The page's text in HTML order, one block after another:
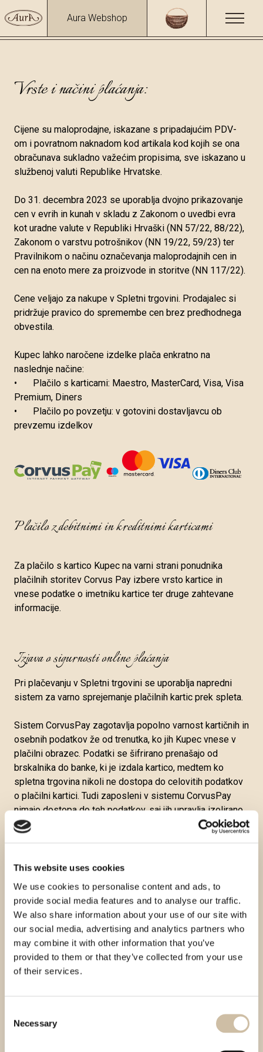
This website uses cookies
We use cookies to personalise content and ads, to
provide social media features and to analyse our traffic.
We also share information about your use of our site with
our social media, advertising and analytics partners who
may combine it with other information that you’ve
provided to them or that they’ve collected from your use
of their services.
Selection
Necessary
Aura Webshop
Vrste i načini plaćanja:
Cijene su maloprodajne, iskazane s pripadajućim PDV-
om i povratnom naknadom kod artikala kod kojih se ona
obračunava sukladno važećim propisima, sve iskazano u
službenoj valuti Republike Hrvatske.
Do 31. decembra 2023 se uporablja dvojno prikazovanje
cen v evrih in kunah v skladu z Zakonom o uvedbi evra
kot uradne valute v Republiki Hrvaški (NN 57/22, 88/22),
Zakonom o varstvu potrošnikov (NN 19/22, 59/23) ter
Pravilnikom o načinu označevanja maloprodajnih cen in
cen na enoto mere za proizvode in storitve (NN 117/22).
Cene veljajo za nakupe v Spletni trgovini. Prodajalec si
pridržuje pravico do spremembe cen brez predhodnega
obvestila.
Kupec lahko naročene izdelke plača enkratno na
naslednje načine:
•
Plačilo s karticami: Maestro, MasterCard, Visa, Visa
Premium, Diners
•
Plačilo po povzetju: v gotovini dostavljavcu ob
prevzemu izdelkov
Plačilo z debitnimi in kreditnimi karticami
Za plačilo s kartico Kupec na varni strani ponudnika
plačilnih storitev Corvus Pay izbere vrsto kartice in
vnese podatke o imetniku kartice ter druge zahtevane
informacije.
Izjava o sigurnosti online plaćanja
Pri plačevanju v Spletni trgovini se uporablja napredni
sistem za varno sprejemanje plačilnih kartic prek spleta.
Sistem CorvusPay zagotavlja popolno varnost kartičnih in
osebnih podatkov že od trenutka, ko jih Kupec vnese v
plačilni obrazec. Podatki se šifrirano prenašajo od
brskalnika do banke, ki je izdala kartico, medtem ko
spletna trgovina nikoli ne dostopa do celovitih podatkov
o plačilni kartici. Tudi zaposleni v sistemu CorvusPay
nimajo dostopa do teh podatkov, saj jih upravlja izolirano
jedro, ki zagotavlja najvišjo raven varnosti.
zagotavlja varen prenos podatkov. Shranjeni podatki so
dodatno zavarovani z enkripcijo prek kriptografskih
naprav, certificiranih po standardu FIPS 140-2 Level 3.
Sistem CorvusPay deluje v skladu z najvišjimi
varnostnimi standardi industrije plačilnih kartic (PCI DSS
Level 1) in izpolnjuje vse zahteve za varno spletno
plačevanje. Pri plačevanju s karticami, ki podpirajo 3-D
Secure, banka dodatno preverja identiteto Kupca s
bile pridobljene. Občutljivi podatki so popolnoma varni,
njihova zasebnost pa je zagotovljena z najsodobnejšimi
zaščitnimi mehanizmi. Zbirajo se le tisti podatki, ki so